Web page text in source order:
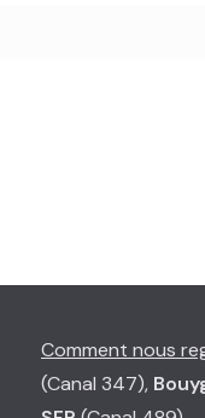
Comment nous
(Canal 347),